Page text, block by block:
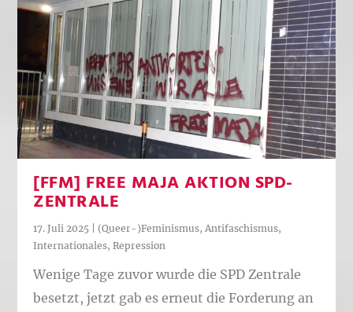
[FFM] FREE MAJA AKTION SPD-
ZENTRALE
17. Juli 2025 (Queer-)Feminismus,Antifaschismus,
Internationales,Repression
Wenige Tage zuvor wurde die SPD Zentrale
besetzt, jetzt gab es erneut die Forderung an